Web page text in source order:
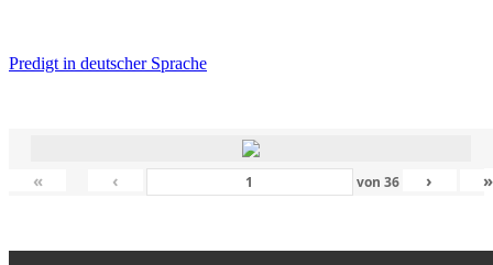
Predigt in deutscher Sprache
« ‹ von 36 › »